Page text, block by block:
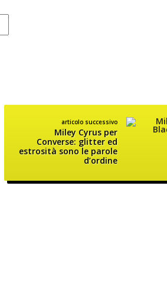
articolo successivo
Miley Cyrus per
Converse: glitter ed
estrosità sono le parole
d’ordine